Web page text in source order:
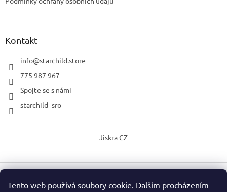
Tento web používá soubory cookie. Dalším procházením
Kontakt
info@starchild.store
775 987 967
Spojte se s námi
starchild_sro
Jiskra CZ
Vytvořil Shoptet